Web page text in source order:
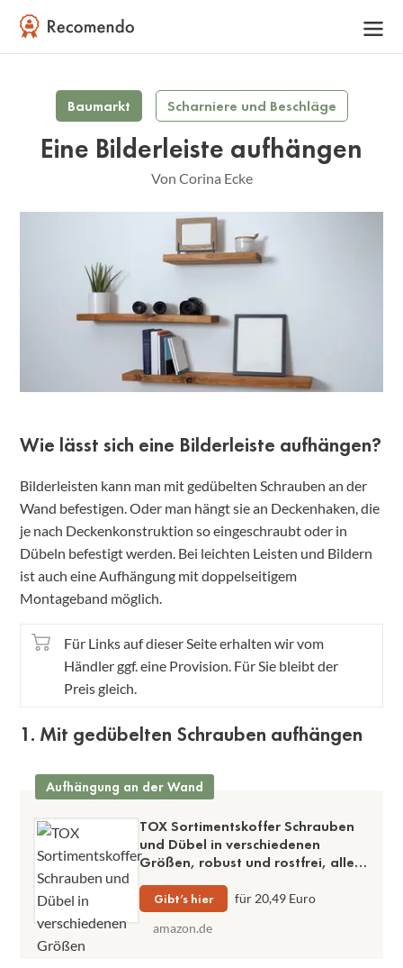
Baumarkt Scharniere und Beschläge
Eine Bilderleiste aufhängen
Von Corina Ecke
Wie lässt sich eine Bilderleiste aufhängen?
Bilderleisten kann man mit gedübelten Schrauben an der
Wand befestigen. Oder man hängt sie an Deckenhaken, die
je nach Deckenkonstruktion so eingeschraubt oder in
Dübeln befestigt werden. Bei leichten Leisten und Bildern
ist auch eine Aufhängung mit doppelseitigem
Montageband möglich.
Für Links auf dieser Seite erhalten wir vom
Händler ggf. eine Provision. Für Sie bleibt der
Preis gleich.
1. Mit gedübelten Schrauben aufhängen
Aufhängung an der Wand
TOX Sortimentskoffer Schrauben
und Dübel in verschiedenen
Größen, robust und rostfrei, alle
gängigen Größen enthalten
Gibt’s hier
für 20,49 Euro
amazon.de